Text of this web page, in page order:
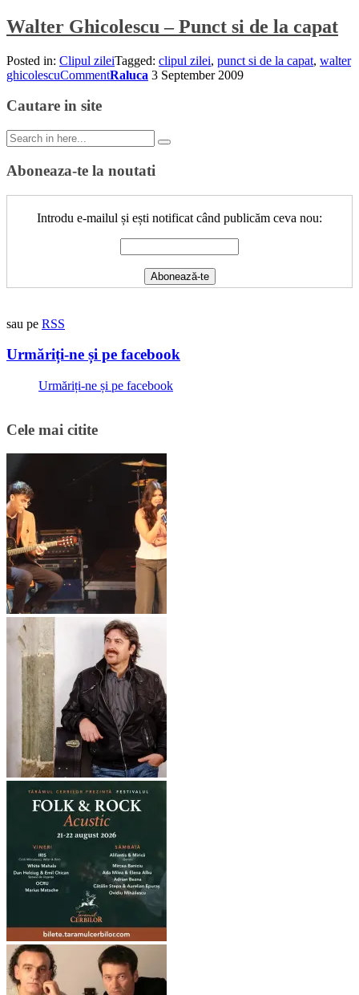
Walter Ghicolescu – Punct si de la capat
Posted in: Clipul zileiTagged: clipul zilei, punct si de la capat, walter
ghicolescuCommentRaluca 3 September 2009
Cautare in site
Search
for:
Aboneaza-te la noutati
Introdu e-mailul și ești notificat când publicăm ceva nou:
sau pe RSS
Urmăriți-ne și pe facebook
Urmăriți-ne și pe facebook
Cele mai citite